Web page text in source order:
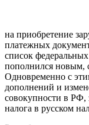
на приобретение
платежных
список
пополнился новым,
Одновременно с
дополнений и
совокупности в РФ,
налога в русском